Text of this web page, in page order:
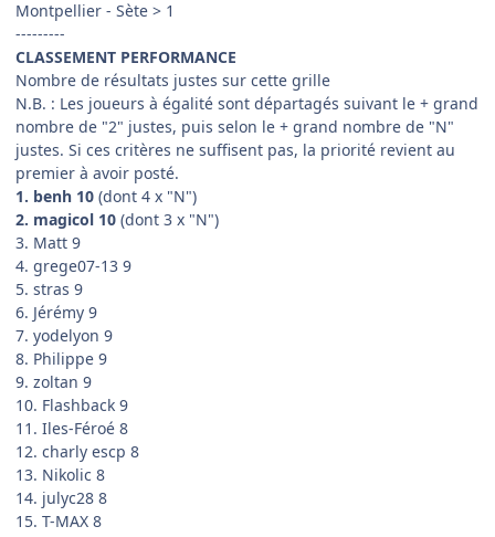
Montpellier - Sète > 1
---------
CLASSEMENT PERFORMANCE
Nombre de résultats justes sur cette grille
N.B. : Les joueurs à égalité sont départagés suivant le + grand
nombre de "2" justes, puis selon le + grand nombre de "N"
justes. Si ces critères ne suffisent pas, la priorité revient au
premier à avoir posté.
1. benh 10 (dont 4 x "N")
2. magicol 10 (dont 3 x "N")
3. Matt 9
4. grege07-13 9
5. stras 9
6. Jérémy 9
7. yodelyon 9
8. Philippe 9
9. zoltan 9
10. Flashback 9
11. Iles-Féroé 8
12. charly escp 8
13. Nikolic 8
14. julyc28 8
15. T-MAX 8